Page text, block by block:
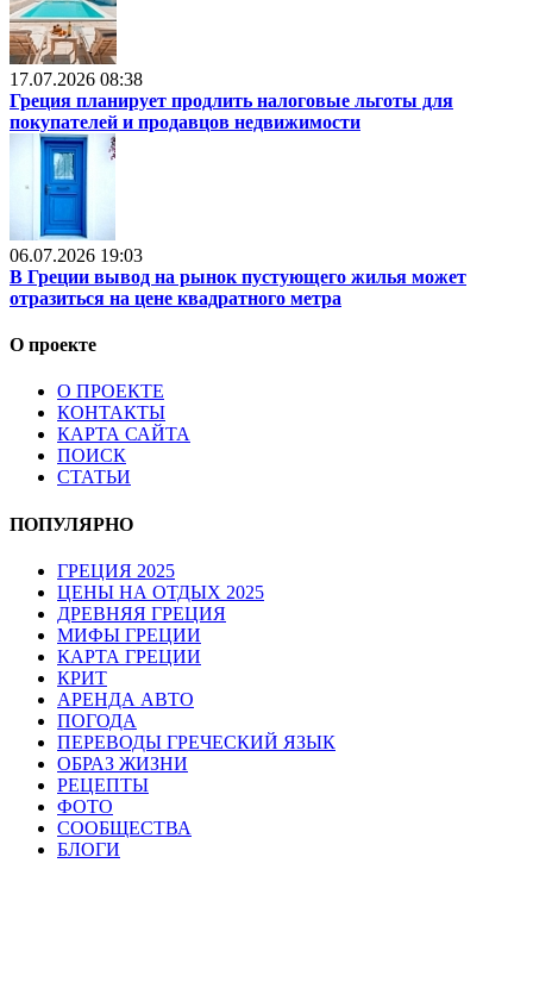
17.07.2026 08:38
Греция планирует продлить налоговые льготы для
покупателей и продавцов недвижимости
06.07.2026 19:03
В Греции вывод на рынок пустующего жилья может
отразиться на цене квадратного метра
О проекте
О ПРОЕКТЕ
КОНТАКТЫ
КАРТА САЙТА
ПОИСК
СТАТЬИ
ПОПУЛЯРНО
ГРЕЦИЯ 2025
ЦЕНЫ НА ОТДЫХ 2025
ДРЕВНЯЯ ГРЕЦИЯ
МИФЫ ГРЕЦИИ
КАРТА ГРЕЦИИ
КРИТ
АРЕНДА АВТО
ПОГОДА
ПЕРЕВОДЫ ГРЕЧЕСКИЙ ЯЗЫК
ОБРАЗ ЖИЗНИ
РЕЦЕПТЫ
ФОТО
СООБЩЕСТВА
БЛОГИ